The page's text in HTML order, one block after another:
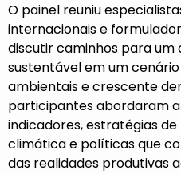
O painel reuniu
internacionais e
discutir caminhos para
sustentável em um
ambientais e crescente
participantes abordaram
indicadores, estratégias
climática e políticas que
das realidades produtivas